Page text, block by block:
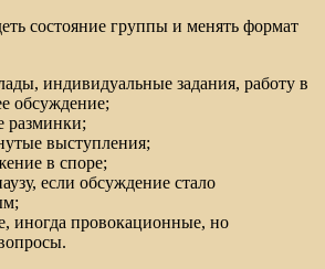
состояние группы и менять формат
индивидуальные задания, работу в
обсуждение;
разминки;
выступления;
в споре;
если обсуждение стало
иногда провокационные, но